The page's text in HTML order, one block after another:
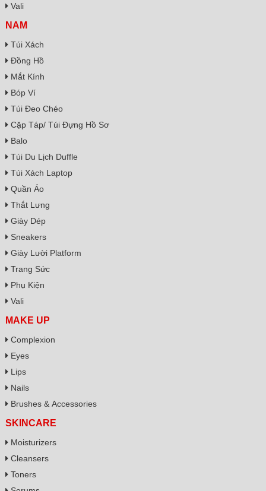
Vali
NAM
Túi Xách
Đồng Hồ
Mắt Kính
Bóp Ví
Túi Đeo Chéo
Cặp Táp/ Túi Đựng Hồ Sơ
Balo
Túi Du Lịch Duffle
Túi Xách Laptop
Quần Áo
Thắt Lưng
Giày Dép
Sneakers
Giày Lười Platform
Trang Sức
Phụ Kiện
Vali
MAKE UP
Complexion
Eyes
Lips
Nails
Brushes & Accessories
SKINCARE
Moisturizers
Cleansers
Toners